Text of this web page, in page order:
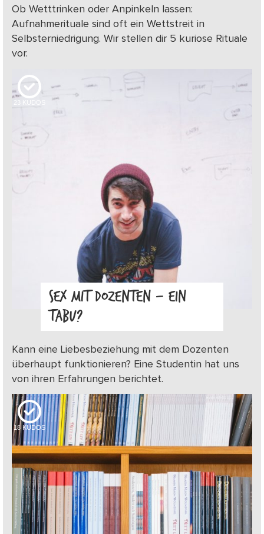
Ob Wetttrinken oder Anpinkeln lassen:
Aufnahmerituale sind oft ein Wettstreit in
Selbsterniedrigung. Wir stellen dir 5 kuriose Rituale
vor.
23 KUDOS
SEX MIT DOZENTEN – EIN
TABU?
Kann eine Liebesbeziehung mit dem Dozenten
überhaupt funktionieren? Eine Studentin hat uns
von ihren Erfahrungen berichtet.
18 KUDOS